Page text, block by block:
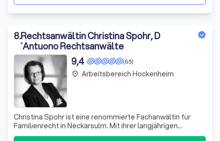
8.Rechtsanwältin Christina Spohr, D
´Antuono Rechtsanwälte
(65)
9,4
Christina Spohr ist eine renommierte Fachanwältin für
Familienrecht in Neckarsulm. Mit ihrer langjährigen
Erfahrung und ihrem umfangreichen Fachwissen hat sie
place Arbeitsbereich Hockenheim